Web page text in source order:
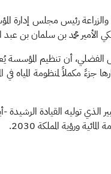
والزراعة رئيس مجلس
الأمير محمد بن سلمان بن
الفضلي، أن تنظيم المؤسسة
جزءً مكملاً لمنظومة
توليه القيادة الرشيدة -
ورؤية المملكة 2030.